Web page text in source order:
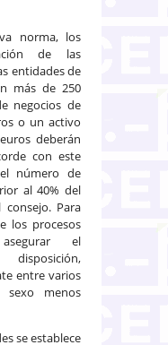
norma, los
de las
entidades de
más de 250
negocios de
o un activo
deberán
con este
número de
al 40% del
Para
los procesos
el
entre varios
sexo menos
se establece